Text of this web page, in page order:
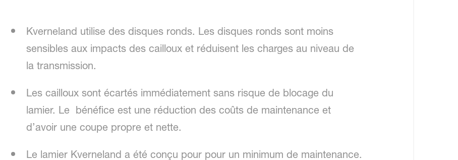
Kverneland utilise des disques ronds. Les disques ronds sont moins
sensibles aux impacts des cailloux et réduisent les charges au niveau de
la transmission.
Les cailloux sont écartés immédiatement sans risque de blocage du
lamier. Le bénéfice est une réduction des coûts de maintenance et
d’avoir une coupe propre et nette.
Le lamier Kverneland a été conçu pour pour un minimum de maintenance.